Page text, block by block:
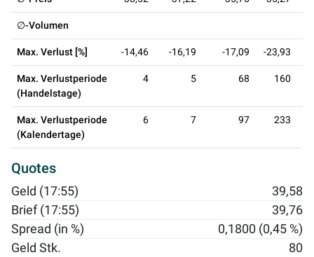
∅-Volumen
Max. Verlust [%] -14,46 -16,19 -17,09 -23,93
Max. Verlustperiode
(Handelstage)
4 5 68 160
Max. Verlustperiode
(Kalendertage)
6 7 97 233
Quotes
Geld (17:55)
39,58
Brief (17:55)
39,76
Spread (in %)
0,1800 (0,45 %)
Geld Stk.
80